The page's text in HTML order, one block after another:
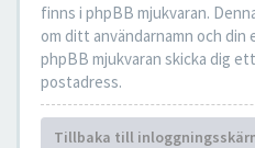
finns i phpBB mjukvaran.
om ditt användarnamn och
phpBB mjukvaran skicka dig
postadress.
Tillbaka till